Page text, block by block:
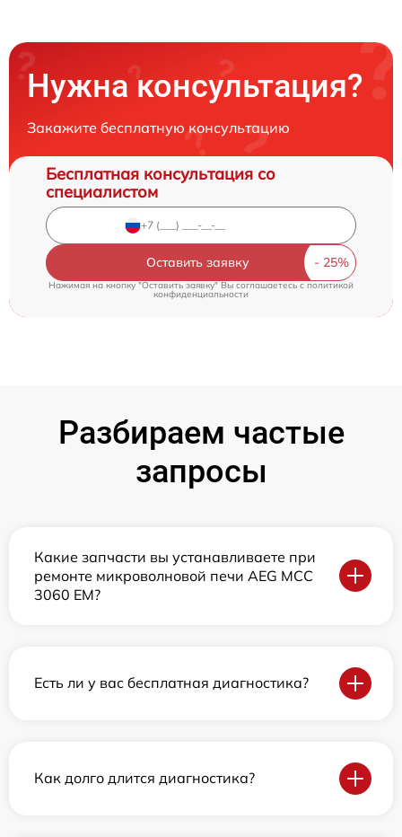
Нужна консультация?
Закажите бесплатную консультацию
Бесплатная консультация со
специалистом
Оставить заявку
Нажимая на кнопку "Оставить заявку" Вы соглашаетесь cполитикой
конфиденциальности
Разбираем частые
запросы
Какие запчасти вы устанавливаете при
ремонте микроволновой печи AEG MCC
3060 EM?
Есть ли у вас бесплатная диагностика?
Как долго длится диагностика?